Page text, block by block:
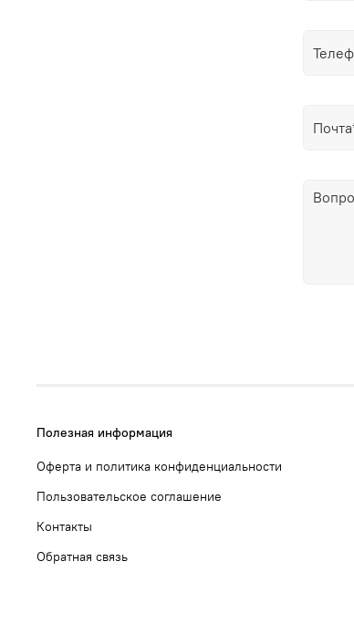
Полезная информация
Оферта и политика конфиденциальности
Пользовательское соглашение
Контакты
Обратная связь